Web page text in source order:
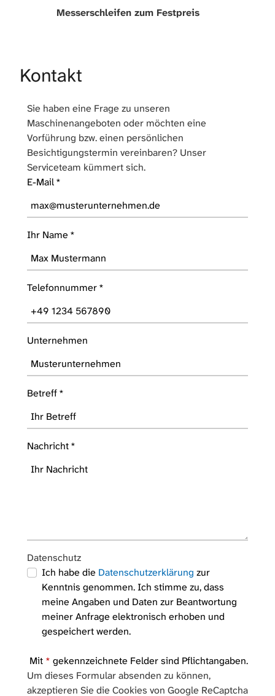
Messerschleifen zum Festpreis
Kontakt
Sie haben eine Frage zu unseren
Maschinenangeboten oder möchten eine
Vorführung bzw. einen persönlichen
Besichtigungstermin vereinbaren? Unser
Serviceteam kümmert sich.
E-Mail*
Ihr Name *
Telefonnummer*
Unternehmen
Betreff*
Nachricht*
Datenschutz
Ich habe die Datenschutzerklärung zur
Kenntnis genommen. Ich stimme zu, dass
meine Angaben und Daten zur Beantwortung
meiner Anfrage elektronisch erhoben und
gespeichert werden.
Mit * gekennzeichnete Felder sind Pflichtangaben.
Um dieses Formular absenden zu können,
akzeptieren Sie die Cookies von Google ReCaptcha